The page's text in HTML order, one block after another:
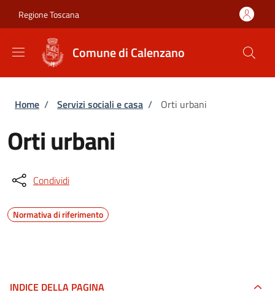
Regione Toscana
Comune di Calenzano
Briciole di pane
Home / Servizi sociali e casa / Orti urbani
Orti urbani
Condividi
Normativa di riferimento
INDICE DELLA PAGINA